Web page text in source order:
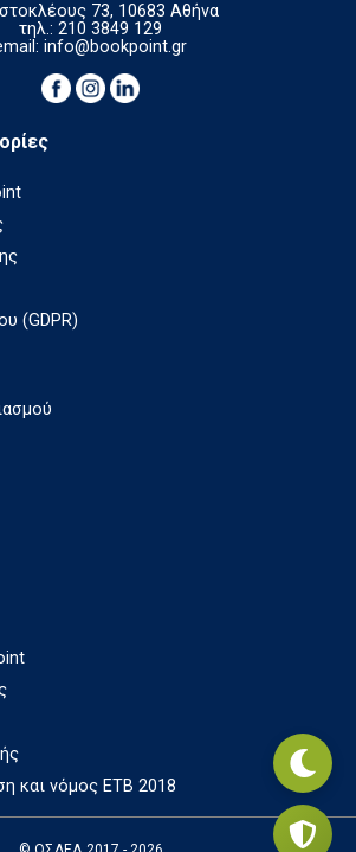
73, 10683 Αθήνα
τηλ.: 210 3849 129
info@bookpoint.gr
(GDPR)
και νόμος ΕΤΒ 2018